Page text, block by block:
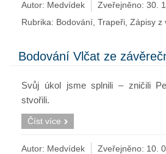
Autor: Medvídek Zveřejněno:30.
Rubrika: Bodování,Trapeři,Zápisy z
Bodování Vlčat ze
Svůj úkol jsme splnili – zničili
stvořili.
Číst více
Autor: Medvídek Zveřejněno: 10.